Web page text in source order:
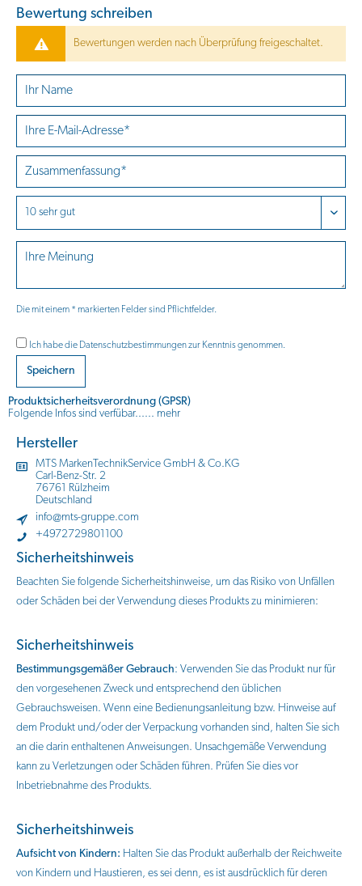
Bewertung schreiben
Bewertungen werden nach Überprüfung freigeschaltet.
Die mit einem * markierten Felder sind Pflichtfelder.
Ich habe die Datenschutzbestimmungenzur Kenntnis genommen.
Speichern
Produktsicherheitsverordnung (GPSR)
Folgende Infos sind verfübar...... mehr
Hersteller
MTS MarkenTechnikService GmbH & Co.KG
Carl-Benz-Str. 2
76761 Rülzheim
Deutschland
info@mts-gruppe.com
+4972729801100
Sicherheitshinweis
Beachten Sie folgende Sicherheitshinweise, um das Risiko von Unfällen
oder Schäden bei der Verwendung dieses Produkts zu minimieren:
Sicherheitshinweis
Bestimmungsgemäßer Gebrauch: Verwenden Sie das Produkt nur für
den vorgesehenen Zweck und entsprechend den üblichen
Gebrauchsweisen. Wenn eine Bedienungsanleitung bzw. Hinweise auf
dem Produkt und/oder der Verpackung vorhanden sind, halten Sie sich
an die darin enthaltenen Anweisungen. Unsachgemäße Verwendung
kann zu Verletzungen oder Schäden führen. Prüfen Sie dies vor
Inbetriebnahme des Produkts.
Sicherheitshinweis
Aufsicht von Kindern: Halten Sie das Produkt außerhalb der Reichweite
von Kindern und Haustieren, es sei denn, es ist ausdrücklich für deren